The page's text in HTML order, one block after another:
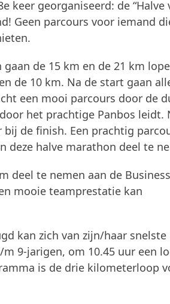
keer georganiseerd: de “Halve
Geen parcours voor iemand
de 15 km en de 21 km
de 10 km. Na de start gaan
een mooi parcours door de
het prachtige Panbos leidt.
de finish. Een prachtig
deze halve marathon deel te
deel te nemen aan de
mooie teamprestatie kan
kan zich van zijn/haar snelste
9-jarigen, om 10.45 uur een
is de drie kilometerloop